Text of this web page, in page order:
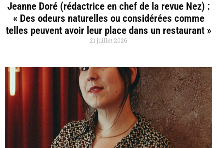
Jeanne Doré (rédactrice en chef de la revue Nez) :
« Des odeurs naturelles ou considérées comme
telles peuvent avoir leur place dans un restaurant »
21 juillet 2026